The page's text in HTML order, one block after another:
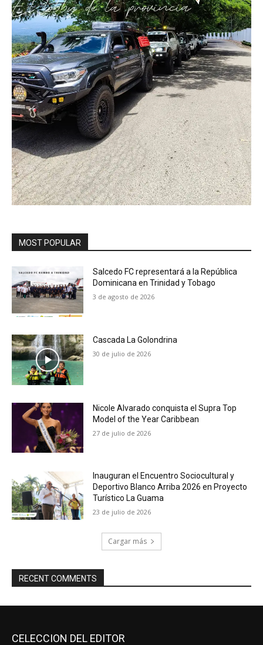
MOST POPULAR
Salcedo FC representará a la República
Dominicana en Trinidad y Tobago
3 de agosto de 2026
Cascada La Golondrina
30 de julio de 2026
Nicole Alvarado conquista el Supra Top
Model of the Year Caribbean
27 de julio de 2026
Inauguran el Encuentro Sociocultural y
Deportivo Blanco Arriba 2026 en Proyecto
Turístico La Guama
23 de julio de 2026
Cargar más
RECENT COMMENTS
CELECCION DEL EDITOR